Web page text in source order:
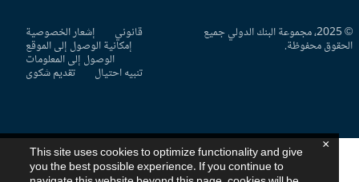
© 2025، مجموعة البنك الدولي جميع
محفوظة.
قانوني إشعار الخصوصية
إمكانية الوصول إلى الموقع
الوصول إلى المعلومات
تنبيه احتيال تقديم شكوى
This site uses cookies to optimize functionality and give
you the best possible experience. If you continue to